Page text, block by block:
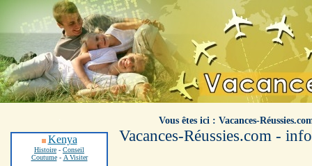
.
Kenya
Histoire - Conseil
Coutume - A Visiter
Vous êtes ici : Vacances-
Vacances-Réussies.com -